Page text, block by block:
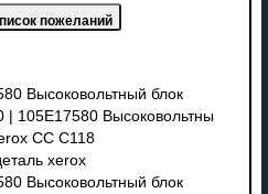
Высоковольтный блок
| 105E17580 Высоковольтны
CC C118
xerox
Высоковольтный блок